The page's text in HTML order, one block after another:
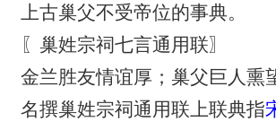
上古巢父不受帝位的事典。
〖巢姓宗祠七言通用联〗
金兰胜友情谊厚；巢父巨人
名撰巢姓宗祠通用联上联典指